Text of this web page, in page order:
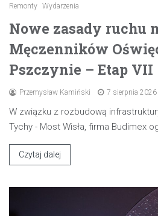
Remonty Wydarzenia
Nowe zasady ruchu
Męczenników
Pszczynie – Etap VII
Przemysław Kamiński 7 sierpnia 2026
W związku z rozbudową
Tychy - Most Wisła, firma Budimex
Czytaj dalej